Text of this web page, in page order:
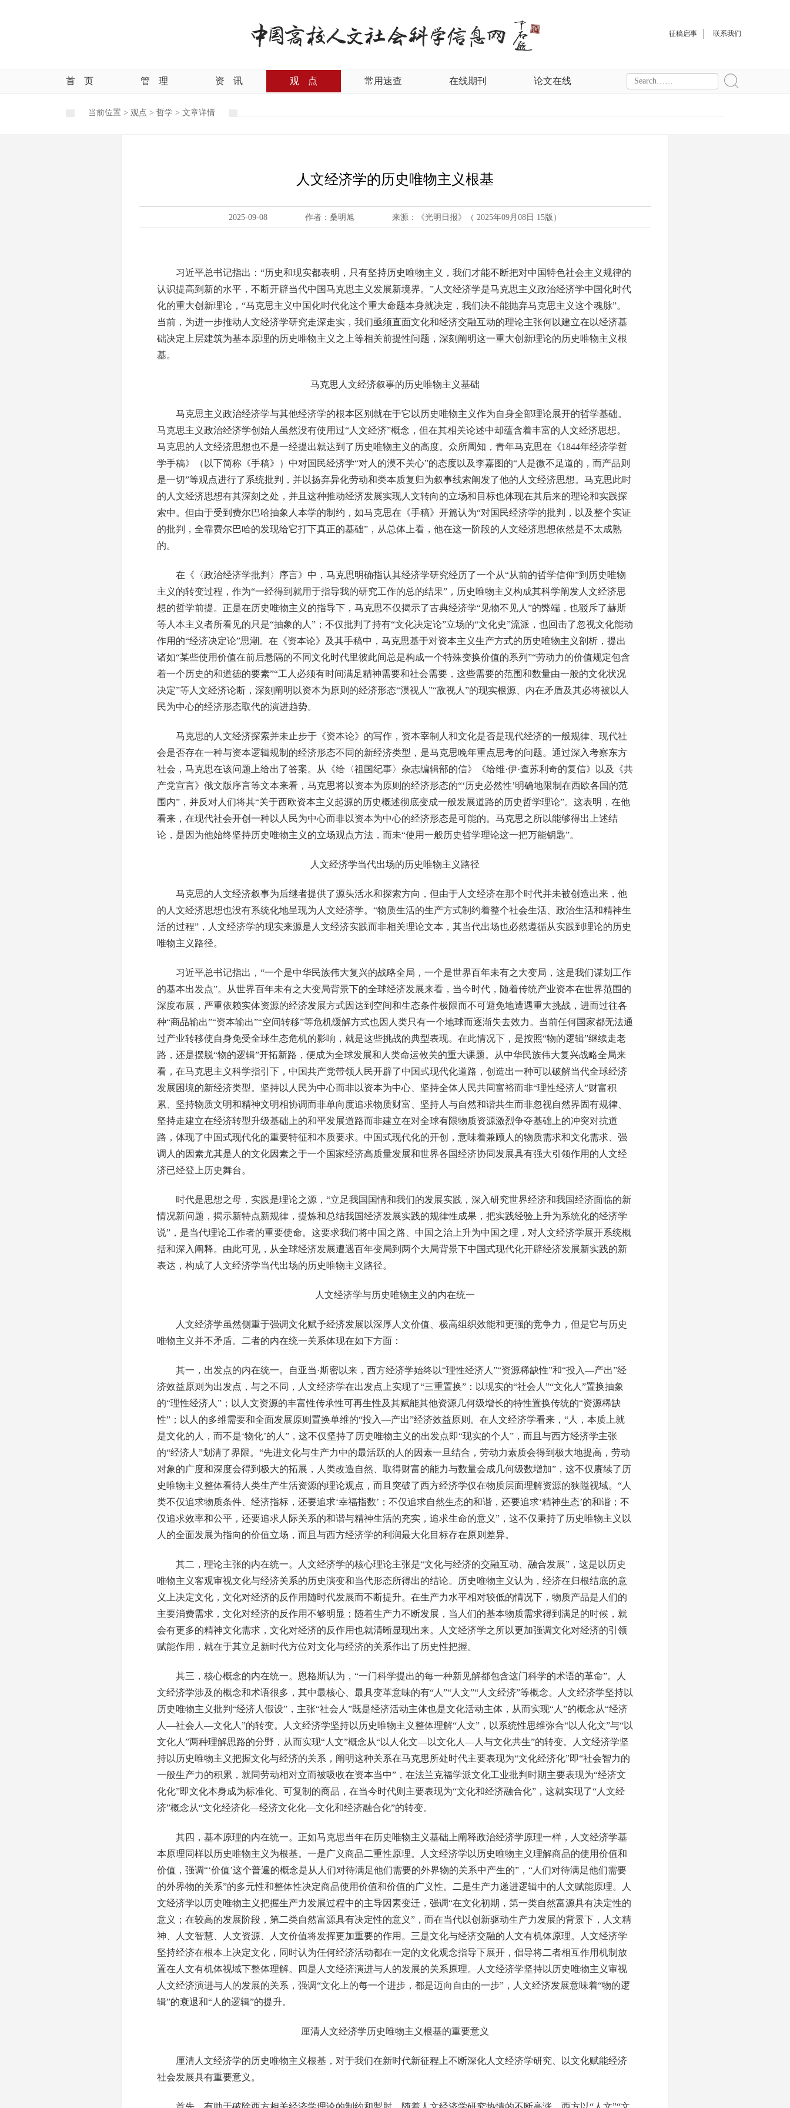
征稿启事 联系我们
首 页 管 理 资 讯 观 点 常用速查 在线期刊 论文在线
当前位置 > 观点 > 哲学 > 文章详情
人文经济学的历史唯物主义根基
2025-09-08 作者：桑明旭 来源：《光明日报》（ 2025年09月08日 15版）
习近平总书记指出：“历史和现实都表明，只有坚持历史唯物主义，我们才能不断把对中国特色社会主义规律的
认识提高到新的水平，不断开辟当代中国马克思主义发展新境界。”人文经济学是马克思主义政治经济学中国化时代
化的重大创新理论，“马克思主义中国化时代化这个重大命题本身就决定，我们决不能抛弃马克思主义这个魂脉”。
当前，为进一步推动人文经济学研究走深走实，我们亟须直面文化和经济交融互动的理论主张何以建立在以经济基
础决定上层建筑为基本原理的历史唯物主义之上等相关前提性问题，深刻阐明这一重大创新理论的历史唯物主义根
基。
马克思人文经济叙事的历史唯物主义基础
马克思主义政治经济学与其他经济学的根本区别就在于它以历史唯物主义作为自身全部理论展开的哲学基础。
马克思主义政治经济学创始人虽然没有使用过“人文经济”概念，但在其相关论述中却蕴含着丰富的人文经济思想。
马克思的人文经济思想也不是一经提出就达到了历史唯物主义的高度。众所周知，青年马克思在《1844年经济学哲
学手稿》（以下简称《手稿》）中对国民经济学“对人的漠不关心”的态度以及李嘉图的“人是微不足道的，而产品则
是一切”等观点进行了系统批判，并以扬弃异化劳动和类本质复归为叙事线索阐发了他的人文经济思想。马克思此时
的人文经济思想有其深刻之处，并且这种推动经济发展实现人文转向的立场和目标也体现在其后来的理论和实践探
索中。但由于受到费尔巴哈抽象人本学的制约，如马克思在《手稿》开篇认为“对国民经济学的批判，以及整个实证
的批判，全靠费尔巴哈的发现给它打下真正的基础”，从总体上看，他在这一阶段的人文经济思想依然是不太成熟
的。
在《〈政治经济学批判〉序言》中，马克思明确指认其经济学研究经历了一个从“从前的哲学信仰”到历史唯物
主义的转变过程，作为“一经得到就用于指导我的研究工作的总的结果”，历史唯物主义构成其科学阐发人文经济思
想的哲学前提。正是在历史唯物主义的指导下，马克思不仅揭示了古典经济学“见物不见人”的弊端，也驳斥了赫斯
等人本主义者所看见的只是“抽象的人”；不仅批判了持有“文化决定论”立场的“文化史”流派，也回击了忽视文化能动
作用的“经济决定论”思潮。在《资本论》及其手稿中，马克思基于对资本主义生产方式的历史唯物主义剖析，提出
诸如“某些使用价值在前后悬隔的不同文化时代里彼此间总是构成一个特殊变换价值的系列”“劳动力的价值规定包含
着一个历史的和道德的要素”“工人必须有时间满足精神需要和社会需要，这些需要的范围和数量由一般的文化状况
决定”等人文经济论断，深刻阐明以资本为原则的经济形态“漠视人”“敌视人”的现实根源、内在矛盾及其必将被以人
民为中心的经济形态取代的演进趋势。
马克思的人文经济探索并未止步于《资本论》的写作，资本宰制人和文化是否是现代经济的一般规律、现代社
会是否存在一种与资本逻辑规制的经济形态不同的新经济类型，是马克思晚年重点思考的问题。通过深入考察东方
社会，马克思在该问题上给出了答案。从《给〈祖国纪事〉杂志编辑部的信》《给维·伊·查苏利奇的复信》以及《共
产党宣言》俄文版序言等文本来看，马克思将以资本为原则的经济形态的“‘历史必然性’明确地限制在西欧各国的范
围内”，并反对人们将其“关于西欧资本主义起源的历史概述彻底变成一般发展道路的历史哲学理论”。这表明，在他
看来，在现代社会开创一种以人民为中心而非以资本为中心的经济形态是可能的。马克思之所以能够得出上述结
论，是因为他始终坚持历史唯物主义的立场观点方法，而未“使用一般历史哲学理论这一把万能钥匙”。
人文经济学当代出场的历史唯物主义路径
马克思的人文经济叙事为后继者提供了源头活水和探索方向，但由于人文经济在那个时代并未被创造出来，他
的人文经济思想也没有系统化地呈现为人文经济学。“物质生活的生产方式制约着整个社会生活、政治生活和精神生
活的过程”，人文经济学的现实来源是人文经济实践而非相关理论文本，其当代出场也必然遵循从实践到理论的历史
唯物主义路径。
习近平总书记指出，“一个是中华民族伟大复兴的战略全局，一个是世界百年未有之大变局，这是我们谋划工作
的基本出发点”。从世界百年未有之大变局背景下的全球经济发展来看，当今时代，随着传统产业资本在世界范围的
深度布展，严重依赖实体资源的经济发展方式因达到空间和生态条件极限而不可避免地遭遇重大挑战，进而过往各
种“商品输出”“资本输出”“空间转移”等危机缓解方式也因人类只有一个地球而逐渐失去效力。当前任何国家都无法通
过产业转移使自身免受全球生态危机的影响，就是这些挑战的典型表现。在此情况下，是按照“物的逻辑”继续走老
路，还是摆脱“物的逻辑”开拓新路，便成为全球发展和人类命运攸关的重大课题。从中华民族伟大复兴战略全局来
看，在马克思主义科学指引下，中国共产党带领人民开辟了中国式现代化道路，创造出一种可以破解当代全球经济
发展困境的新经济类型。坚持以人民为中心而非以资本为中心、坚持全体人民共同富裕而非“理性经济人”财富积
累、坚持物质文明和精神文明相协调而非单向度追求物质财富、坚持人与自然和谐共生而非忽视自然界固有规律、
坚持走建立在经济转型升级基础上的和平发展道路而非建立在对全球有限物质资源激烈争夺基础上的冲突对抗道
路，体现了中国式现代化的重要特征和本质要求。中国式现代化的开创，意味着兼顾人的物质需求和文化需求、强
调人的因素尤其是人的文化因素之于一个国家经济高质量发展和世界各国经济协同发展具有强大引领作用的人文经
济已经登上历史舞台。
时代是思想之母，实践是理论之源，“立足我国国情和我们的发展实践，深入研究世界经济和我国经济面临的新
情况新问题，揭示新特点新规律，提炼和总结我国经济发展实践的规律性成果，把实践经验上升为系统化的经济学
说”，是当代理论工作者的重要使命。这要求我们将中国之路、中国之治上升为中国之理，对人文经济学展开系统概
括和深入阐释。由此可见，从全球经济发展遭遇百年变局到两个大局背景下中国式现代化开辟经济发展新实践的新
表达，构成了人文经济学当代出场的历史唯物主义路径。
人文经济学与历史唯物主义的内在统一
人文经济学虽然侧重于强调文化赋予经济发展以深厚人文价值、极高组织效能和更强的竞争力，但是它与历史
唯物主义并不矛盾。二者的内在统一关系体现在如下方面：
其一，出发点的内在统一。自亚当·斯密以来，西方经济学始终以“理性经济人”“资源稀缺性”和“投入—产出”经
济效益原则为出发点，与之不同，人文经济学在出发点上实现了“三重置换”：以现实的“社会人”“文化人”置换抽象
的“理性经济人”；以人文资源的丰富性传承性可再生性及其赋能其他资源几何级增长的特性置换传统的“资源稀缺
性”；以人的多维需要和全面发展原则置换单维的“投入—产出”经济效益原则。在人文经济学看来，“人，本质上就
是文化的人，而不是‘物化’的人”，这不仅坚持了历史唯物主义的出发点即“现实的个人”，而且与西方经济学主张
的“经济人”划清了界限。“先进文化与生产力中的最活跃的人的因素一旦结合，劳动力素质会得到极大地提高，劳动
对象的广度和深度会得到极大的拓展，人类改造自然、取得财富的能力与数量会成几何级数增加”，这不仅赓续了历
史唯物主义整体看待人类生产生活资源的理论观点，而且突破了西方经济学仅在物质层面理解资源的狭隘视域。“人
类不仅追求物质条件、经济指标，还要追求‘幸福指数’；不仅追求自然生态的和谐，还要追求‘精神生态’的和谐；不
仅追求效率和公平，还要追求人际关系的和谐与精神生活的充实，追求生命的意义”，这不仅秉持了历史唯物主义以
人的全面发展为指向的价值立场，而且与西方经济学的利润最大化目标存在原则差异。
其二，理论主张的内在统一。人文经济学的核心理论主张是“文化与经济的交融互动、融合发展”，这是以历史
唯物主义客观审视文化与经济关系的历史演变和当代形态所得出的结论。历史唯物主义认为，经济在归根结底的意
义上决定文化，文化对经济的反作用随时代发展而不断提升。在生产力水平相对较低的情况下，物质产品是人们的
主要消费需求，文化对经济的反作用不够明显；随着生产力不断发展，当人们的基本物质需求得到满足的时候，就
会有更多的精神文化需求，文化对经济的反作用也就清晰显现出来。人文经济学之所以更加强调文化对经济的引领
赋能作用，就在于其立足新时代方位对文化与经济的关系作出了历史性把握。
其三，核心概念的内在统一。恩格斯认为，“一门科学提出的每一种新见解都包含这门科学的术语的革命”。人
文经济学涉及的概念和术语很多，其中最核心、最具变革意味的有“人”“人文”“人文经济”等概念。人文经济学坚持以
历史唯物主义批判“经济人假设”，主张“社会人”既是经济活动主体也是文化活动主体，从而实现“人”的概念从“经济
人—社会人—文化人”的转变。人文经济学坚持以历史唯物主义整体理解“人文”，以系统性思维弥合“以人化文”与“以
文化人”两种理解思路的分野，从而实现“人文”概念从“以人化文—以文化人—人与文化共生”的转变。人文经济学坚
持以历史唯物主义把握文化与经济的关系，阐明这种关系在马克思所处时代主要表现为“文化经济化”即“社会智力的
一般生产力的积累，就同劳动相对立而被吸收在资本当中”，在法兰克福学派文化工业批判时期主要表现为“经济文
化化”即文化本身成为标准化、可复制的商品，在当今时代则主要表现为“文化和经济融合化”，这就实现了“人文经
济”概念从“文化经济化—经济文化化—文化和经济融合化”的转变。
其四，基本原理的内在统一。正如马克思当年在历史唯物主义基础上阐释政治经济学原理一样，人文经济学基
本原理同样以历史唯物主义为根基。一是广义商品二重性原理。人文经济学以历史唯物主义理解商品的使用价值和
价值，强调“‘价值’这个普遍的概念是从人们对待满足他们需要的外界物的关系中产生的”，“人们对待满足他们需要
的外界物的关系”的多元性和整体性决定商品使用价值和价值的广义性。二是生产力递进逻辑中的人文赋能原理。人
文经济学以历史唯物主义把握生产力发展过程中的主导因素变迁，强调“在文化初期，第一类自然富源具有决定性的
意义；在较高的发展阶段，第二类自然富源具有决定性的意义”，而在当代以创新驱动生产力发展的背景下，人文精
神、人文智慧、人文资源、人文价值将发挥更加重要的作用。三是文化与经济交融的人文有机体原理。人文经济学
坚持经济在根本上决定文化，同时认为任何经济活动都在一定的文化观念指导下展开，倡导将二者相互作用机制放
置在人文有机体视域下整体理解。四是人文经济演进与人的发展的关系原理。人文经济学坚持以历史唯物主义审视
人文经济演进与人的发展的关系，强调“文化上的每一个进步，都是迈向自由的一步”，人文经济发展意味着“物的逻
辑”的衰退和“人的逻辑”的提升。
厘清人文经济学历史唯物主义根基的重要意义
厘清人文经济学的历史唯物主义根基，对于我们在新时代新征程上不断深化人文经济学研究、以文化赋能经济
社会发展具有重要意义。